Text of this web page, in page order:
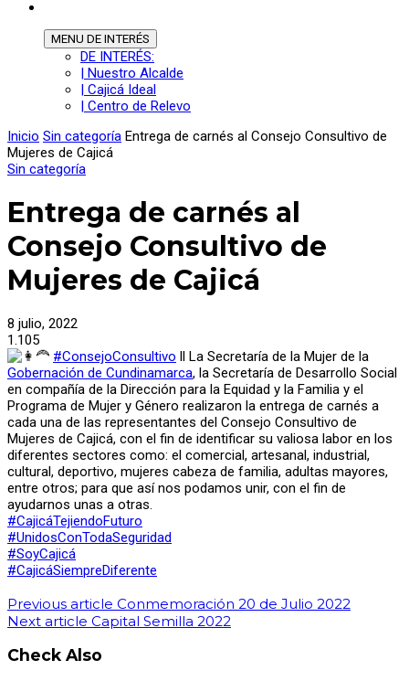
MENU DE INTERÉS
DE INTERÉS:
| Nuestro Alcalde
| Cajicá Ideal
| Centro de Relevo
Inicio Sin categoría Entrega de carnés al Consejo Consultivo de
Mujeres de Cajicá
Sin categoría
Entrega de carnés al
Consejo Consultivo de
Mujeres de Cajicá
8 julio, 2022
1.105
#ConsejoConsultivo ll La Secretaría de la Mujer de la
Gobernación de Cundinamarca, la Secretaría de Desarrollo Social
en compañía de la Dirección para la Equidad y la Familia y el
Programa de Mujer y Género realizaron la entrega de carnés a
cada una de las representantes del Consejo Consultivo de
Mujeres de Cajicá, con el fin de identificar su valiosa labor en los
diferentes sectores como: el comercial, artesanal, industrial,
cultural, deportivo, mujeres cabeza de familia, adultas mayores,
entre otros; para que así nos podamos unir, con el fin de
ayudarnos unas a otras.
#CajicáTejiendoFuturo
#UnidosConTodaSeguridad
#SoyCajicá
#CajicáSiempreDiferente
Previous article Conmemoración 20 de Julio 2022
Next article Capital Semilla 2022
Check Also